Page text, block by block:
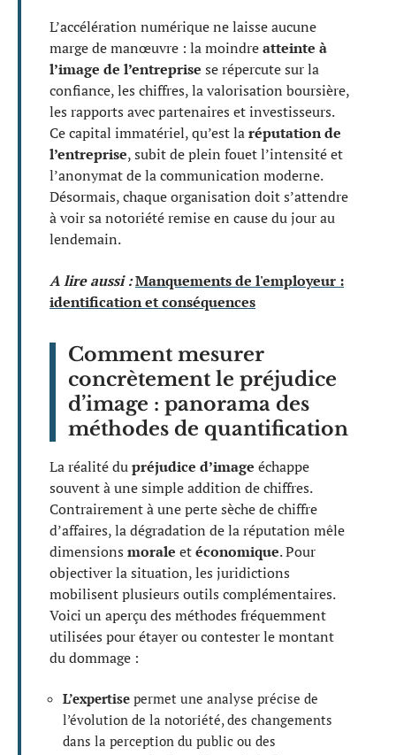
L’accélération numérique ne laisse aucune
marge de manœuvre : la moindreatteinte à
l’image de l’entreprise se répercute sur la
confiance, les chiffres, la valorisation boursière,
les rapports avec partenaires et investisseurs.
Ce capital immatériel, qu’est laréputation de
l’entreprise, subit de plein fouet l’intensité et
l’anonymat de la communication moderne.
Désormais, chaque organisation doit s’attendre
à voir sa notoriété remise en cause du jour au
lendemain.
A lire aussi :Manquements de l'employeur :
identification et conséquences
Comment mesurer
concrètement le préjudice
d’image : panorama des
méthodes de quantification
La réalité dupréjudice d’image échappe
souvent à une simple addition de chiffres.
Contrairement à une perte sèche de chiffre
d’affaires, la dégradation de la réputation mêle
dimensions morale etéconomique. Pour
objectiver la situation, les juridictions
mobilisent plusieurs outils complémentaires.
Voici un aperçu des méthodes fréquemment
utilisées pour étayer ou contester le montant
du dommage :
L’expertise permet une analyse précise de
l’évolution de la notoriété, des changements
dans la perception du public ou des